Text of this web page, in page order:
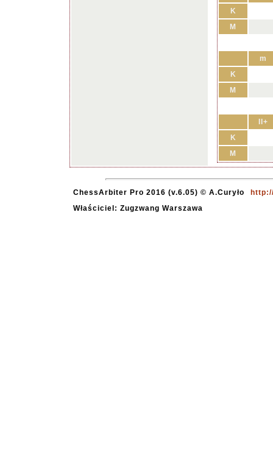
K
M
m
K
M
II+
K
M
ChessArbiter Pro 2016 (v.6.05) © A.Curyło
Właściciel: Zugzwang Warszawa